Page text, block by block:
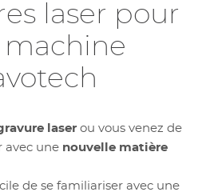
laser pour
laser ou vous venez de
avec une nouvelle matière
de se familiariser avec une